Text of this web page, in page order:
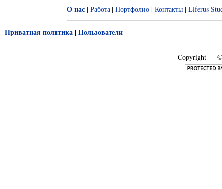
О нас | Работа | Портфолио | Контакты | Liferus
Приватная политика |Пользователи
Copyright ©